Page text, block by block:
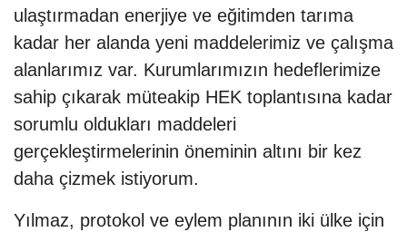
ulaştırmadan enerjiye ve eğitimden tarıma
kadar her alanda yeni maddelerimiz ve çalışma
alanlarımız var. Kurumlarımızın hedeflerimize
sahip çıkarak müteakip HEK toplantısına kadar
sorumlu oldukları maddeleri
gerçekleştirmelerinin öneminin altını bir kez
daha çizmek istiyorum.
Yılmaz, protokol ve eylem planının iki ülke için